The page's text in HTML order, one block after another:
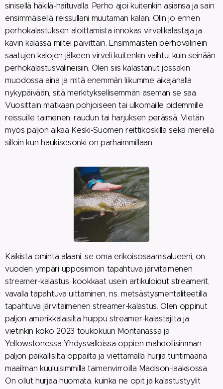
sinisellä häkilä-haituvalla. Perho ajoi kuitenkin asiansa ja sain
ensimmäisellä reissullani muutaman kalan. Olin jo ennen
perhokalastuksen aloittamista innokas virvelikalastaja ja
kävin kalassa miltei päivittäin. Ensimmäisten perhovälinein
saatujen kalojen jälkeen virveli kuitenkin vaihtui kuin seinään
perhokalastusvälineisiin. Olen siis kalastanut jossakin
muodossa aina ja mitä enemmän liikumme aikajanalla
nykypäivään, sitä merkityksellisemmän aseman se saa.
Vuosittain matkaan pohjoiseen tai ulkomaille pidemmille
reissuille taimenen, raudun tai harjuksen perässä. Vietän
myös paljon aikaa Keski-Suomen reittikoskilla sekä merellä
silloin kun haukisesonki on parhaimmillaan.
Kaikista ominta alaani, se oma erikoisosaamisalueeni, on
vuoden ympäri upposiimoin tapahtuva järvitaimenen
streamer-kalastus, kookkaat usein artikuloidut streamerit,
vavalla tapahtuva uittaminen, ns. metsästysmentaliteetilla
tapahtuva järvitaimenen streamer-kalastus. Olen oppinut
paljon amerikkalaisilta huippu streamer-kalastajilta ja
vietinkin koko 2023 toukokuun Montanassa ja
Yellowstonessa Yhdysvalloissa oppien mahdollisimman
paljon paikallisilta oppailta ja viettämällä hurjia tuntimääriä
maailman kuuluisimmilla taimenvirroilla Madison-laaksossa.
On ollut hurjaa huomata, kuinka ne opit ja kalastustyylit